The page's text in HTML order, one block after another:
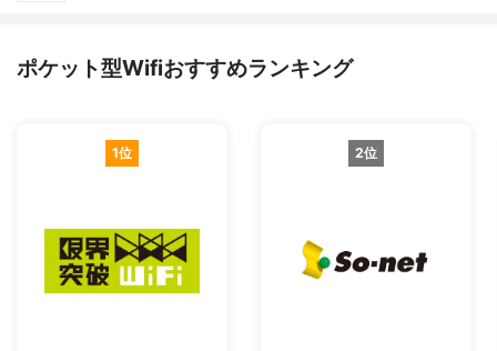
ポケット型Wifiおすすめランキング
1位 2位